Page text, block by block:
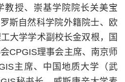
教授、崇基学院院长关美宝
斯自然科学院外籍院士、欧
大学学术副校长金双根，国
CPGIS理事会主席、南京师
主席、中国地质大学（武